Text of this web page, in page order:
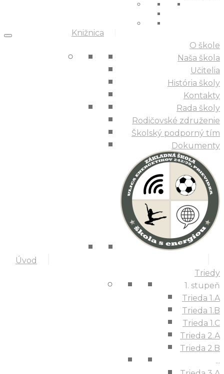
Knižnica
Úvod
O škole
Naša škola
Učitelia
História školy
Kontakty
Rada školy
Rodičovské združenie
Školský podporný tím
Dokumenty
Triedy
1. stupeň
Trieda 1.A
Trieda 1.B
Trieda 1.C
Trieda 2.A
Trieda 2.B
...